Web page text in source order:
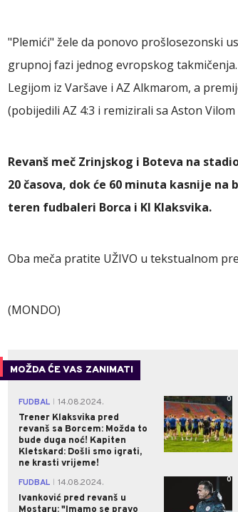
"Plemići" žele da ponovo prošlosezonski
grupnoj fazi jednog evropskog
Legijom iz Varšave i AZ Alkmarom, a
(pobijedili AZ 4:3 i remizirali sa Aston Vilom
Revanš meč Zrinjskog i Boteva na
20 časova, dok će 60 minuta kasnije
teren fudbaleri Borca i KI Klaksvika.
Oba meča pratite UŽIVO u tekstualnom
(MONDO)
MOŽDA ĆE VAS ZANIMATI
FUDBAL
14.08.2024.
Trener Klaksvika pred
revanš sa Borcem: Možda to
bude duga noć! Kapiten
Kletskard: Došli smo igrati,
ne krasti vrijeme!
0
FUDBAL
14.08.2024.
Ivanković pred revanš u
0